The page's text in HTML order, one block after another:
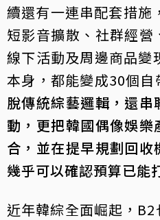
續還有一連串配套措施
短影音擴散、社群經營
線下活動及周邊商品變
本身，都能變成30個
脫傳統綜藝邏輯，還
動，更把韓國偶像娛
合，並在提早規劃回
幾乎可以確認預算已能
近年韓綜全面崛起，